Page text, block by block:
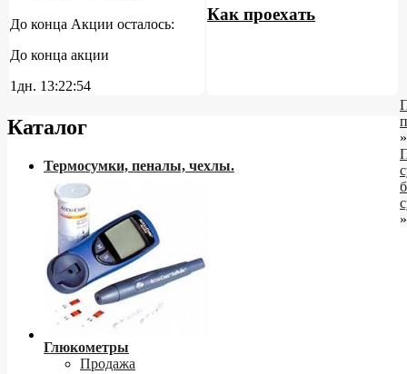
До конца Акции осталось:
До конца акции
1дн. 13:22:53
Как проехать
Каталог
Термосумки, пеналы, чехлы.
Глюкометры
Продажа
»
»